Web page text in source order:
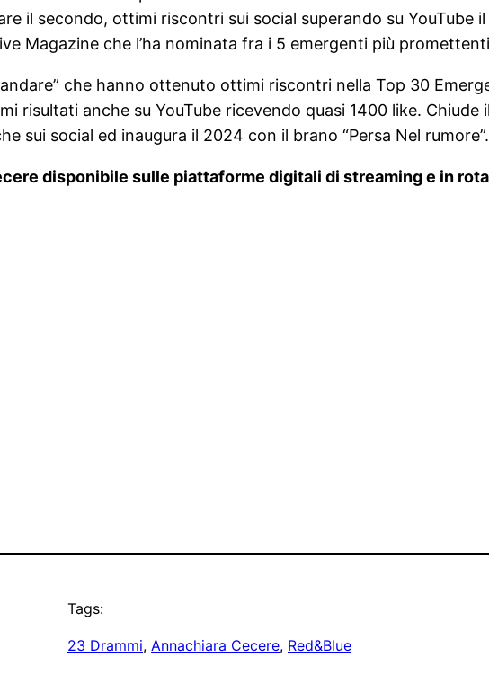
il secondo, ottimi riscontri sui social superando su YouTube
Magazine che l’ha nominata fra i 5 emergenti più
che hanno ottenuto ottimi riscontri nella Top 30
risultati anche su YouTube ricevendo quasi 1400 like. Chiude
sui social ed inaugura il 2024 con il brano “Persa Nel rumore”.
disponibile sulle piattaforme digitali di streaming e in
Tags:
23 Drammi, Annachiara Cecere, Red&Blue